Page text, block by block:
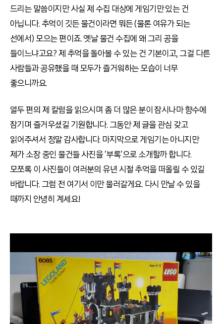
드리는 말씀이지만 사실 제 수집 대상에 게임기만 있는 건
아닙니다. 추억이 깃든 물건이라면 뭐든 (물론 여유가 되는
선에서) 모으는 편이죠. 옛날 물건 수집에 왜 그리 공을
들이느냐고요? 제 추억을 돌아볼 수 있는 건 기본이고, 그걸 다른
사람들과 공유했을 때 모두가 즐거워하는 모습이 너무
좋으니까요.
열두 편의 제 칼럼을 읽으시며 좀 더 많은 분이 잠시나마 향수에
잠기며 즐거우셨길 기원합니다. 그동안 제 글을 관심 갖고
읽어주셔서 정말 감사합니다. 마지막으로 게임기는 아니지만
제가 소장 중인 물건들 사진을 ‘부록’으로 소개할까 합니다.
모쪼록 이 사진들이 여러분의 유년 시절 추억을 떠올릴 수 있길
바랍니다. 그럼 전 여기서 이만 물러갈게요. 다시 만날 수 있을
때까지 안녕히 계세요!